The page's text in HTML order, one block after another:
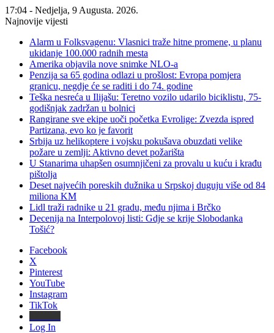
17:04 - Nedjelja, 9 Augusta. 2026.
Najnovije vijesti
Alarm u Folksvagenu: Vlasnici traže hitne promene, u planu
ukidanje 100.000 radnih mesta
Amerika objavila nove snimke NLO-a
Penzija sa 65 godina odlazi u prošlost: Evropa pomjera
granicu, negdje će se raditi i do 74. godine
Teška nesreća u Ilijašu: Teretno vozilo udarilo biciklistu, 75-
godišnjak zadržan u bolnici
Rangirane sve ekipe uoči početka Evrolige: Zvezda ispred
Partizana, evo ko je favorit
Srbija uz helikoptere i vojsku pokušava obuzdati velike
požare u zemlji: Aktivno devet požarišta
U Stanarima uhapšen osumnjičeni za provalu u kuću i krađu
pištolja
Deset najvećih poreskih dužnika u Srpskoj duguju više od 84
miliona KM
Lidl traži radnike u 21 gradu, među njima i Brčko
Decenija na Interpolovoj listi: Gdje se krije Slobodanka
Tošić?
Facebook
X
Pinterest
YouTube
Instagram
TikTok
Log In